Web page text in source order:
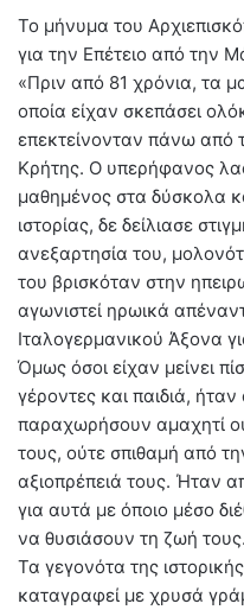
Το μήνυμα του
για την Επέτειο από την
«Πριν από 81 χρόνια, τα
οποία είχαν σκεπάσει
επεκτείνονταν πάνω από
Κρήτης. Ο υπερήφανος
μαθημένος στα δύσκολα
ιστορίας, δε δείλιασε
ανεξαρτησία του,
του βρισκόταν στην
αγωνιστεί ηρωικά
Ιταλογερμανικού Άξονα
Όμως όσοι είχαν μείνει
γέροντες και παιδιά,
παραχωρήσουν αμαχητί
τους, ούτε σπιθαμή από
αξιοπρέπειά τους. Ήταν
για αυτά με όποιο μέσο
να θυσιάσουν τη ζωή τους.
Τα γεγονότα της
καταγραφεί με χρυσά